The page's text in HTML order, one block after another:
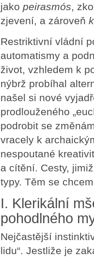
jako peirasmós ,
zjevení, a zároveň
Restriktivní vládní
automatismy a
život, vzhledem k
nýbrž probíhal
našel si nové
prodlouženého
podrobit se
vracely k
nespoutané
a cítění. Cesty,
typy. Těm se
I. Klerikální
pohodlného
Nejčastější
lidu“. Jestliže je